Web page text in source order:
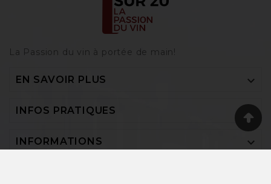
La Passion du vin à portée de main‎!
EN SAVOIR PLUS 
INFOS PRATIQUES 
INFORMATIONS 